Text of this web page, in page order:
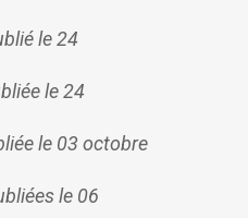
le 24
le 24
le 03 octobre
le 06